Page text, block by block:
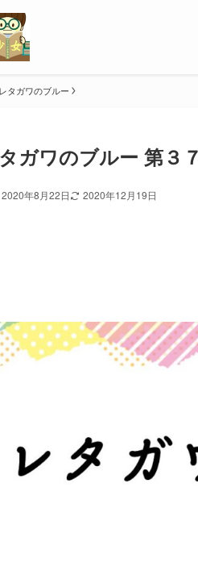
タガワのブルー
ガワのブルー 第３
2020年8月22日 2020年12月19日